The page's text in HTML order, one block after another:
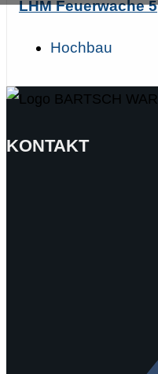
LHM Feuerwache 5
Hochbau
KONTAKT